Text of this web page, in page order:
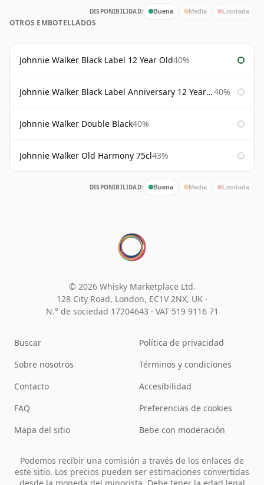
DISPONIBILIDAD: Buena Media Limitada
OTROS EMBOTELLADOS
Johnnie Walker Black Label 12 Year Old40%
Johnnie Walker Black Label Anniversary 12 Year Old 40%
Johnnie Walker Double Black40%
Johnnie Walker Old Harmony 75cl43%
DISPONIBILIDAD: Buena Media Limitada
© 2026 Whisky Marketplace Ltd.
128 City Road, London, EC1V 2NX, UK ·
N.° de sociedad 17204643 · VAT 519 9116 71
Buscar
Sobre nosotros
Contacto
FAQ
Mapa del sitio
Política de privacidad
Términos y condiciones
Accesibilidad
Preferencias de cookies
Bebe con moderación
Podemos recibir una comisión a través de los enlaces de
este sitio. Los precios pueden ser estimaciones convertidas